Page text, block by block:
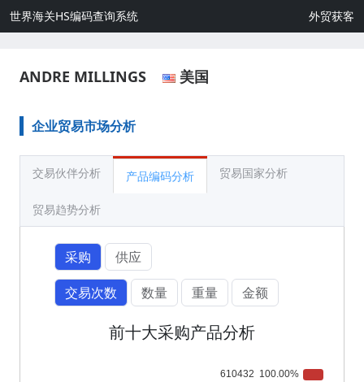
世界海关HS编码查询系统 外贸获客
ANDRE MILLINGS 美国
企业贸易市场分析
交易伙伴分析 产品编码分析 贸易国家分析
贸易趋势分析
采购
供应
交易次数
数量 重量 金额
前十大采购产品分析